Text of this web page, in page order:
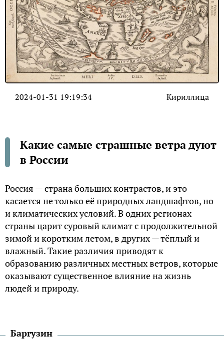
2024-01-31 19:19:34 Кириллица
Какие самые страшные ветра дуют
в России
Россия — страна больших контрастов, и это
касается не только её природных ландшафтов, но
и климатических условий. В одних регионах
страны царит суровый климат с продолжительной
зимой и коротким летом, в других — тёплый и
влажный. Такие различия приводят к
образованию различных местных ветров, которые
оказывают существенное влияние на жизнь
людей и природу.
Баргузин